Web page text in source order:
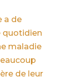
a de
quotidien
maladie
de leur